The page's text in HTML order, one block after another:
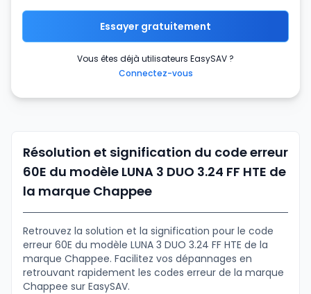
Essayer gratuitement
Vous êtes déjà utilisateurs EasySAV ?
Connectez-vous
Résolution et signification du code erreur
60E du modèle LUNA 3 DUO 3.24 FF HTE de
la marque Chappee
Retrouvez la solution et la signification pour le code
erreur 60E du modèle LUNA 3 DUO 3.24 FF HTE de la
marque Chappee. Facilitez vos dépannages en
retrouvant rapidement les codes erreur de la marque
Chappee sur EasySAV.